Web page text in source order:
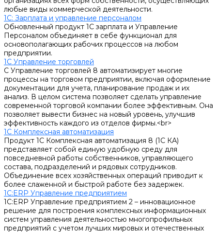
любые виды коммерческой деятельности.
1С: Зарплата и управление персоналом
Обновленный продукт 1С зарплата и Управление
Персоналом объединяет в себе функционал для
основополагающих рабочих процессов на любом
предприятии.
1С Управление торговлей
С Управление торговлей 8 автоматизирует многие
процессы на торговом предприятии, включая оформление
документации для учета, планирование продаж и их
анализ. В целом система позволяет сделать управление
современной торговой компании более эффективным. Она
позволяет вывести бизнес на новый уровень, улучшив
эффективность каждого из отделов фирмы.<br>
1С Комплексная автоматизация
Продукт 1С Комплексная автоматизация 8 (1С КА)
представляет собой единую удобную среду для
повседневной работы собственников, управляющего
состава, подразделений и рядовых сотрудников.
Объединение всех хозяйственных операций приводит к
более слаженной и быстрой работе без задержек.
1С:ERP Управление предприятием
1С:ERP Управление предприятием 2 – инновационное
решение для построения комплексных информационных
систем управления деятельностью многопрофильных
предприятий с учетом лучших мировых и отечественных